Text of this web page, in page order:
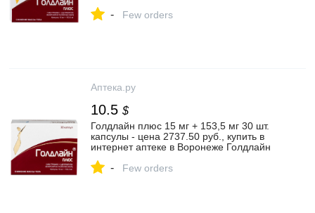
инструкция по применению
- Few orders
Аптека.ру
10.5 $
Голдлайн плюс 15 мг + 153,5 мг 30 шт.
капсулы - цена 2737.50 руб., купить в
интернет аптеке в Воронеже Голдлайн
инструкция по применению
- Few orders